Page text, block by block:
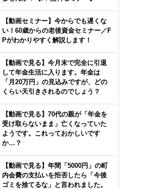
【動画セミナー】今からでも遅くな
い！60歳からの老後資金セミナー／F
Pがわかりやすく解説します！
【動画で見る】今月末で完全に引退
して年金生活に入ります。年金は
「月20万円」の見込みですが、どの
くらい天引きされるのでしょう？
【動画で見る】70代の親が「年金を
受け取らないまま」亡くなっていた
ようです。これっておかしいです
か…？
【動画で見る】年間「5000円」の町
内会費の支払いを拒否したら「今後
ゴミを捨てるな」と言われました。